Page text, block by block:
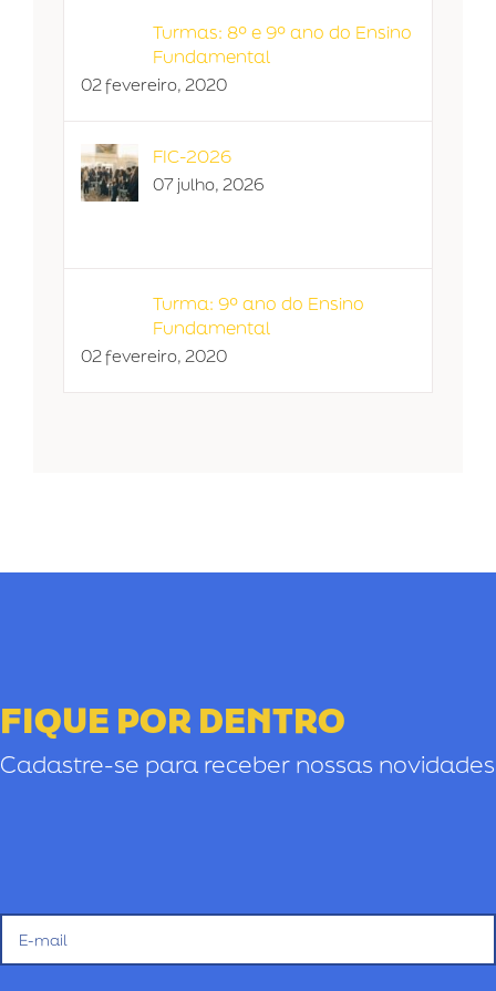
Turmas: 8º e 9º ano do Ensino
Fundamental
02 fevereiro, 2020
FIC-2026
07 julho, 2026
Turma: 9º ano do Ensino
Fundamental
02 fevereiro, 2020
FIQUE POR DENTRO
Cadastre-se para receber nossas novidades